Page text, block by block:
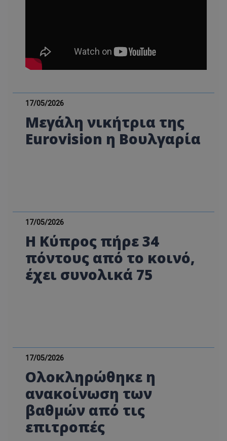
17/05/2026
Μεγάλη νικήτρια της
Eurovision η Βουλγαρία
17/05/2026
Η Κύπρος πήρε 34
πόντους από το κοινό,
έχει συνολικά 75
17/05/2026
Ολοκληρώθηκε η
ανακοίνωση των
βαθμών από τις
επιτροπές